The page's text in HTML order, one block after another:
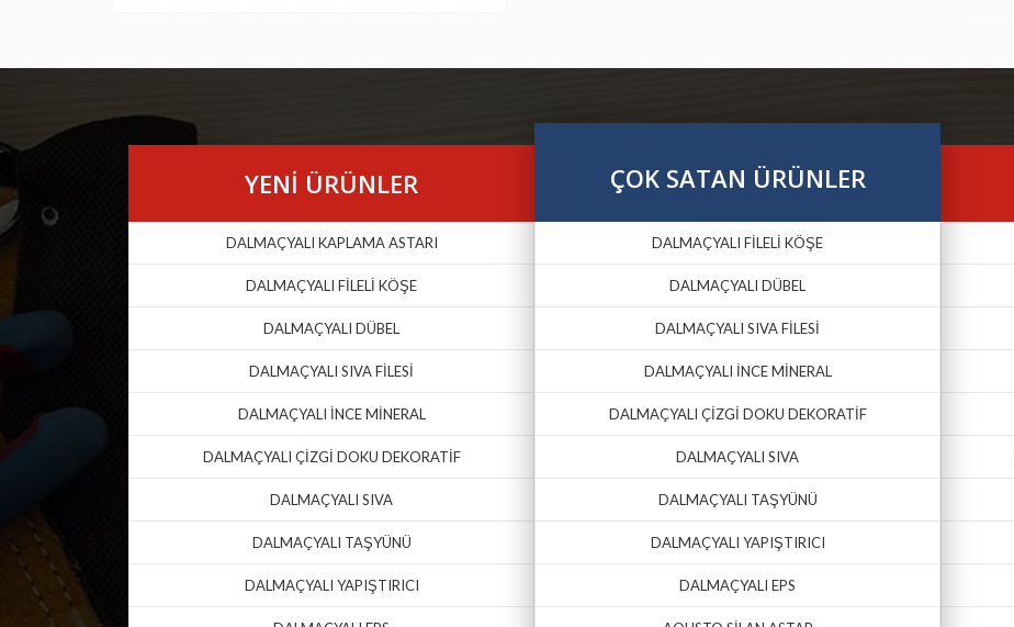
YENİ ÜRÜNLER
DALMAÇYALI KAPLAMA ASTARI
DALMAÇYALI FİLELİ KÖŞE
DALMAÇYALI DÜBEL
DALMAÇYALI SIVA FİLESİ
DALMAÇYALI İNCE MİNERAL
DALMAÇYALI ÇİZGİ DOKU DEKORATİF
DALMAÇYALI SIVA
DALMAÇYALI TAŞYÜNÜ
DALMAÇYALI YAPIŞTIRICI
ÇOK SATAN ÜRÜNLER
DALMAÇYALI FİLELİ KÖŞE
DALMAÇYALI DÜBEL
DALMAÇYALI SIVA FİLESİ
DALMAÇYALI İNCE MİNERAL
DALMAÇYALI ÇİZGİ DOKU DEKORATİF
DALMAÇYALI SIVA
DALMAÇYALI TAŞYÜNÜ
DALMAÇYALI YAPIŞTIRICI
DALMAÇYALI EPS